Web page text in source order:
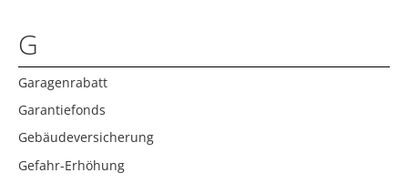
G
Garagenrabatt
Garantiefonds
Gebäudeversicherung
Gefahr-Erhöhung